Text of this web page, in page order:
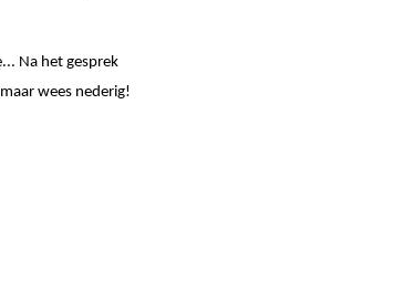
Na het gesprek
wees nederig!